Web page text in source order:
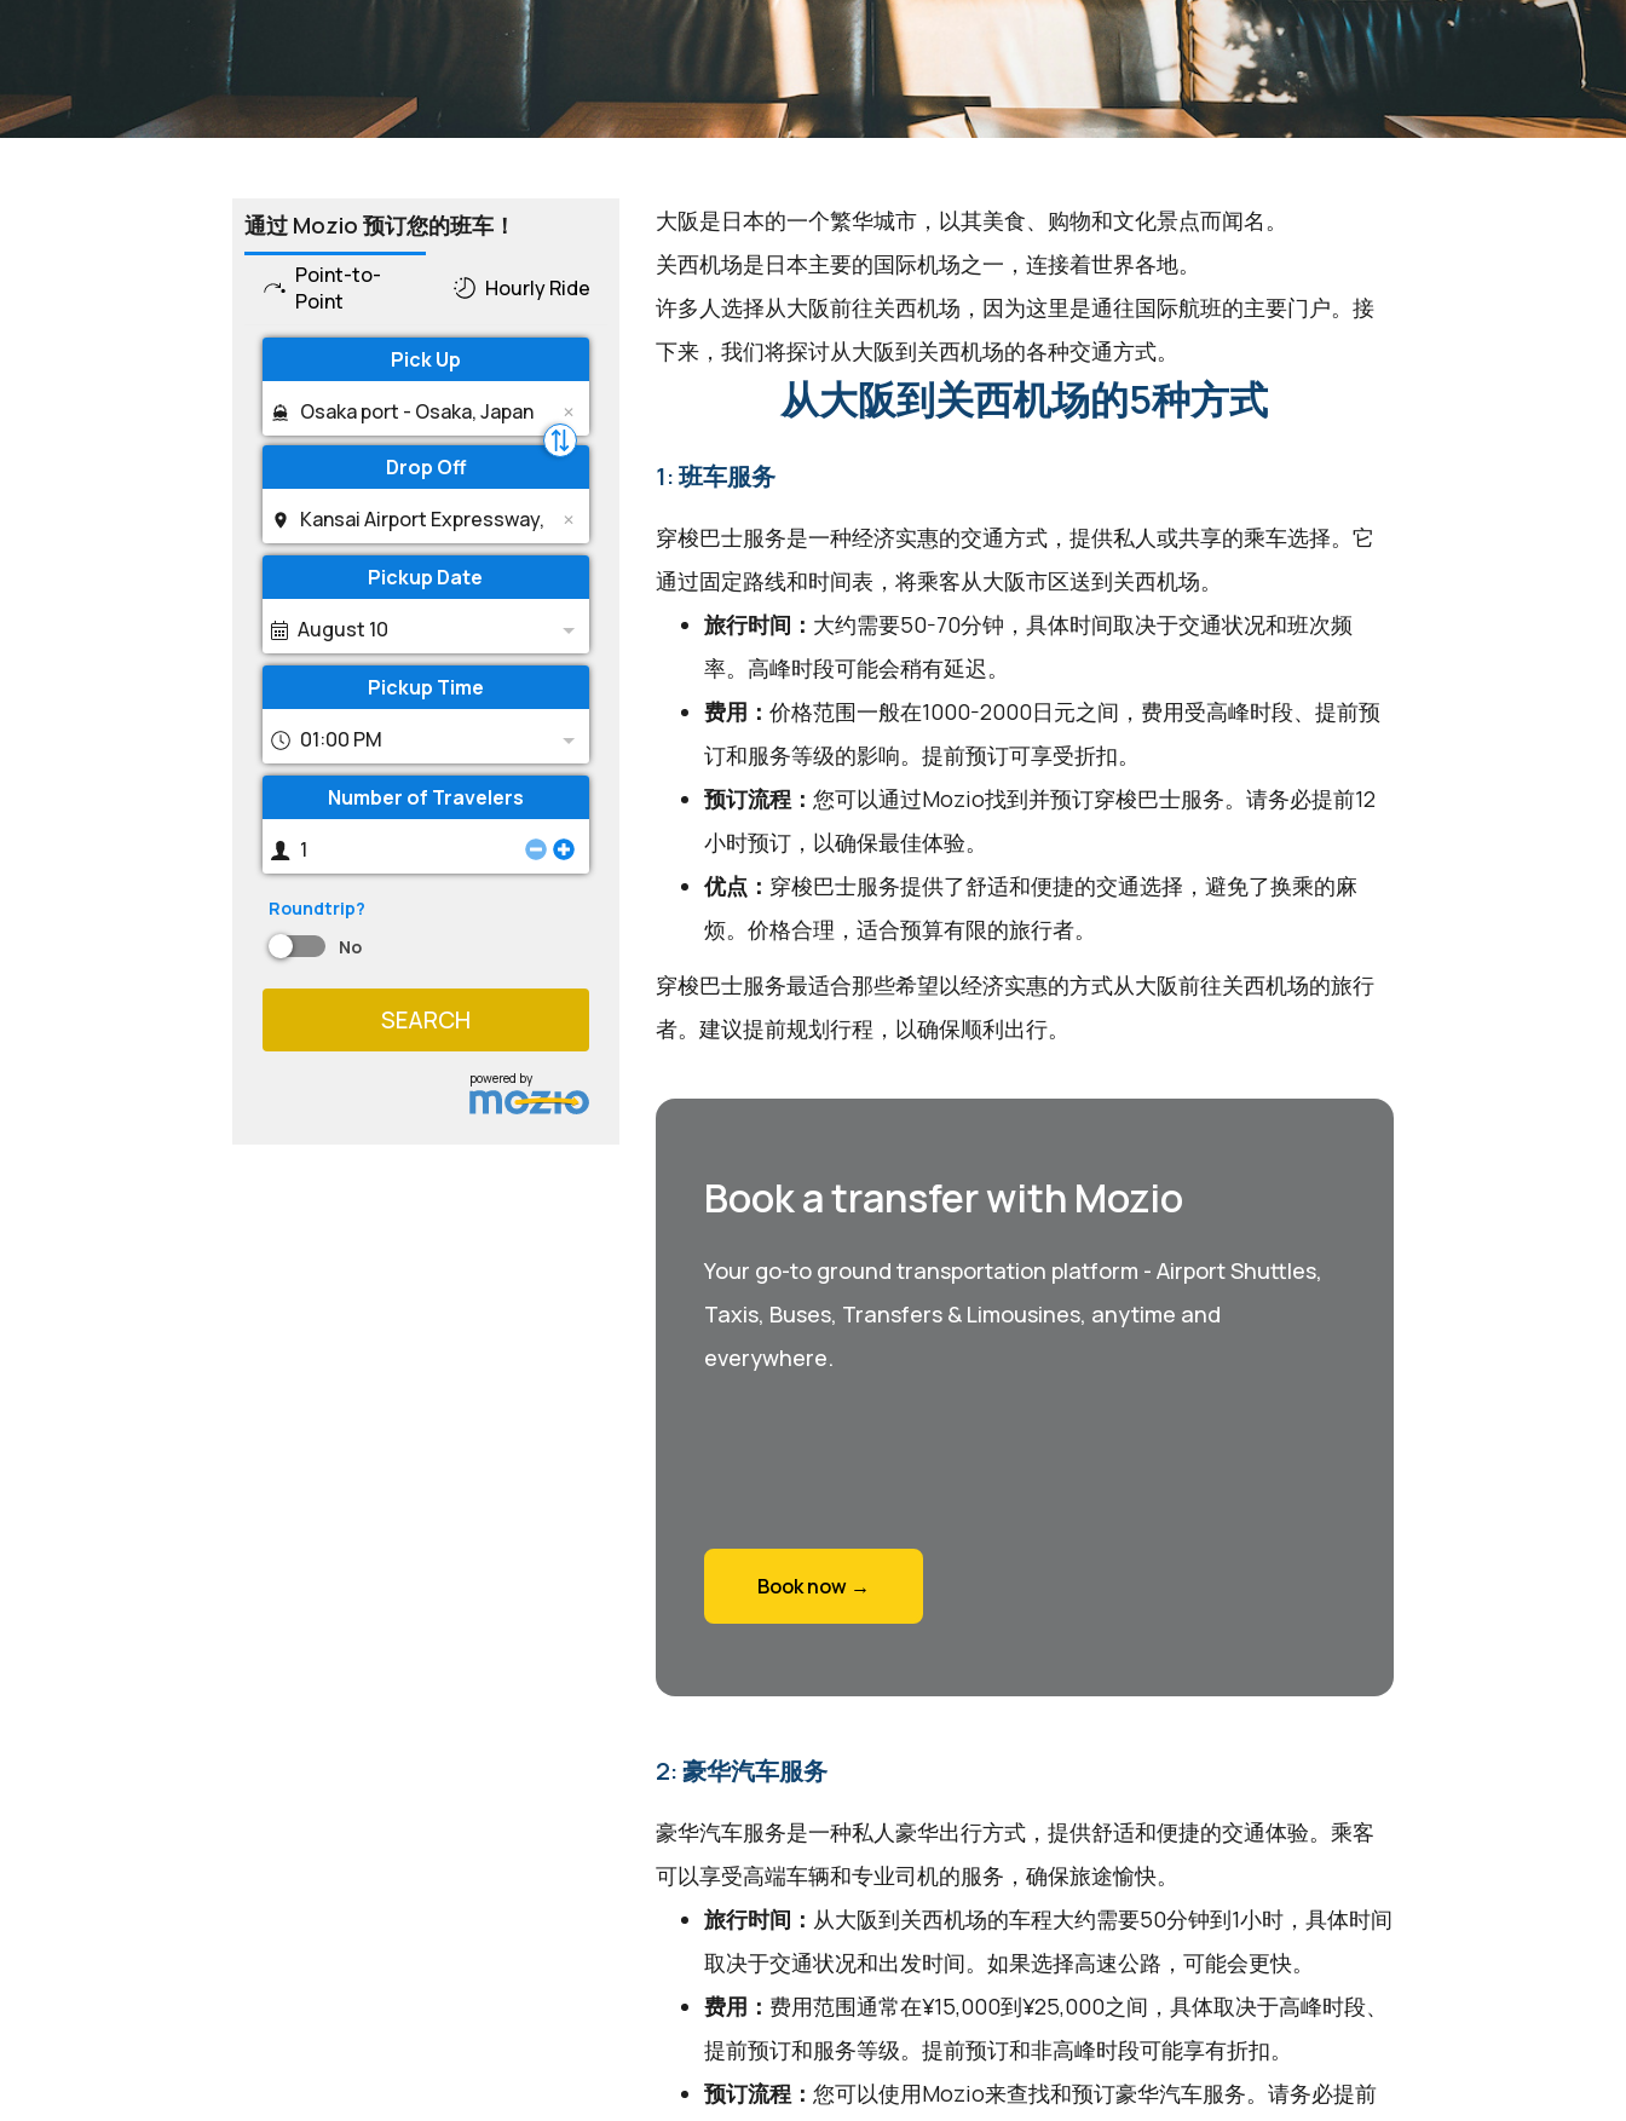
通过 Mozio 预订您的班车！
Point-to-
Point
Hourly Ride
Pick Up
Drop Off
Pickup Date
August 10
Pickup Time
01:00 PM
Number of Travelers
Roundtrip?
No
SEARCH
powered by
大阪是日本的一个繁华城市，以其美食、购物和文化景点而闻名。
关西机场是日本主要的国际机场之一，连接着世界各地。
许多人选择从大阪前往关西机场，因为这里是通往国际航班的主要门户。接
下来，我们将探讨从大阪到关西机场的各种交通方式。
从大阪到关西机场的5种方式
1: 班车服务
穿梭巴士服务是一种经济实惠的交通方式，提供私人或共享的乘车选择。它
通过固定路线和时间表，将乘客从大阪市区送到关西机场。
旅行时间： 大约需要50-70分钟，具体时间取决于交通状况和班次频
率。高峰时段可能会稍有延迟。
费用： 价格范围一般在1000-2000日元之间，费用受高峰时段、提前预
订和服务等级的影响。提前预订可享受折扣。
预订流程： 您可以通过Mozio找到并预订穿梭巴士服务。请务必提前12
小时预订，以确保最佳体验。
优点： 穿梭巴士服务提供了舒适和便捷的交通选择，避免了换乘的麻
烦。价格合理，适合预算有限的旅行者。
穿梭巴士服务最适合那些希望以经济实惠的方式从大阪前往关西机场的旅行
者。建议提前规划行程，以确保顺利出行。
Book a transfer with Mozio
Your go-to ground transportation platform - Airport Shuttles,
Taxis, Buses, Transfers & Limousines, anytime and
everywhere.
Book now →
2: 豪华汽车服务
豪华汽车服务是一种私人豪华出行方式，提供舒适和便捷的交通体验。乘客
可以享受高端车辆和专业司机的服务，确保旅途愉快。
旅行时间： 从大阪到关西机场的车程大约需要50分钟到1小时，具体时间
取决于交通状况和出发时间。如果选择高速公路，可能会更快。
费用： 费用范围通常在¥15,000到¥25,000之间，具体取决于高峰时段、
提前预订和服务等级。提前预订和非高峰时段可能享有折扣。
预订流程： 您可以使用Mozio来查找和预订豪华汽车服务。请务必提前